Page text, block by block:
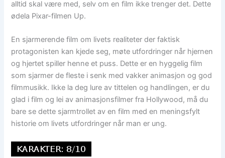
alltid skal være med, selv om en film ikke trenger det. Dette
ødela Pixar-filmen Up.
En sjarmerende film om livets realiteter der faktisk
protagonisten kan kjede seg, møte utfordringer når hjernen
og hjertet spiller henne et puss. Dette er en hyggelig film
som sjarmer de fleste i senk med vakker animasjon og god
filmmusikk. Ikke la deg lure av tittelen og handlingen, er du
glad i film og lei av animasjonsfilmer fra Hollywood, må du
bare se dette sjarmtrollet av en film med en meningsfylt
historie om livets utfordringer når man er ung.